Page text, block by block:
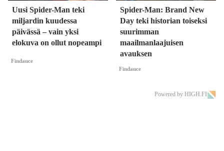
Uusi Spider-Man teki
miljardin kuudessa
päivässä – vain yksi
elokuva on ollut nopeampi
Findance
Spider-Man: Brand New
Day teki historian toiseksi
suurimman
maailmanlaajuisen
avauksen
Findance
Powered by HIGH.FI